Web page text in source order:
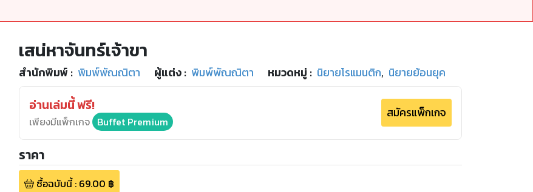
เสน่หาจันทร์เจ้าขา
สำนักพิมพ์ : พิมพ์พัณณิตา ผู้แต่ง : พิมพ์พัณณิตา หมวดหมู่ : นิยายโรแมนติก, นิยายย้อนยุค
อ่านเล่มนี้ ฟรี!
เพียงมีแพ็กเกจ Buffet Premium
สมัครแพ็กเกจ
ราคา
ซื้อฉบับนี้: 69.00 ฿